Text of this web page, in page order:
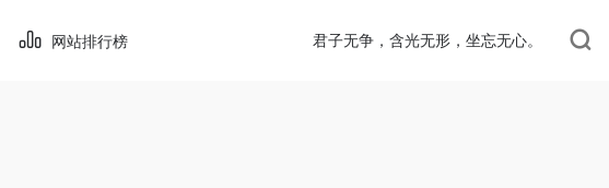
网站排行榜 君子无争，含光无形，坐忘无心。